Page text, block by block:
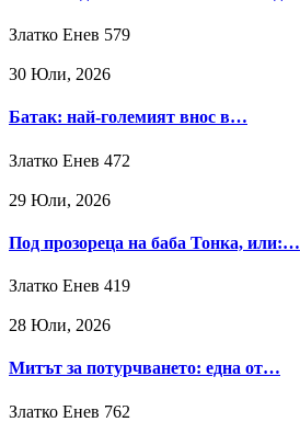
Златко Енев 579
30 Юли, 2026
Батак: най-големият внос в…
Златко Енев 472
29 Юли, 2026
Под прозореца на баба Тонка, или:…
Златко Енев 419
28 Юли, 2026
Митът за потурчването: една от…
Златко Енев 762